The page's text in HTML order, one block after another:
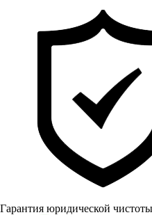
Гарантия юридической чистоты